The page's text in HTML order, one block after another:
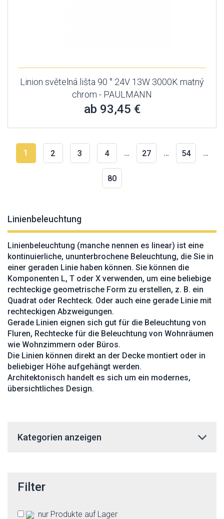
Linion světelná lišta 90 ° 24V 13W 3000K matný
chrom - PAULMANN
ab 93,45 €
1 2 3 4 … 27 … 54 …
80
Linienbeleuchtung
Linienbeleuchtung (manche nennen es linear) ist eine
kontinuierliche, ununterbrochene Beleuchtung, die Sie in
einer geraden Linie haben können. Sie können die
Komponenten L, T oder X verwenden, um eine beliebige
rechteckige geometrische Form zu erstellen, z. B. ein
Quadrat oder Rechteck. Oder auch eine gerade Linie mit
rechteckigen Abzweigungen.
Gerade Linien eignen sich gut für die Beleuchtung von
Fluren, Rechtecke für die Beleuchtung von Wohnräumen
wie Wohnzimmern oder Büros.
Die Linien können direkt an der Decke montiert oder in
beliebiger Höhe aufgehängt werden.
Architektonisch handelt es sich um ein modernes,
übersichtliches Design.
Kategorien anzeigen
Filter
nur Produkte auf Lager